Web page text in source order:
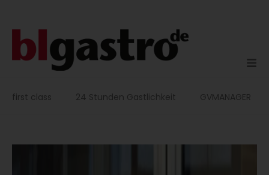
first class 24 Stunden Gastlichkeit GVMANAGER